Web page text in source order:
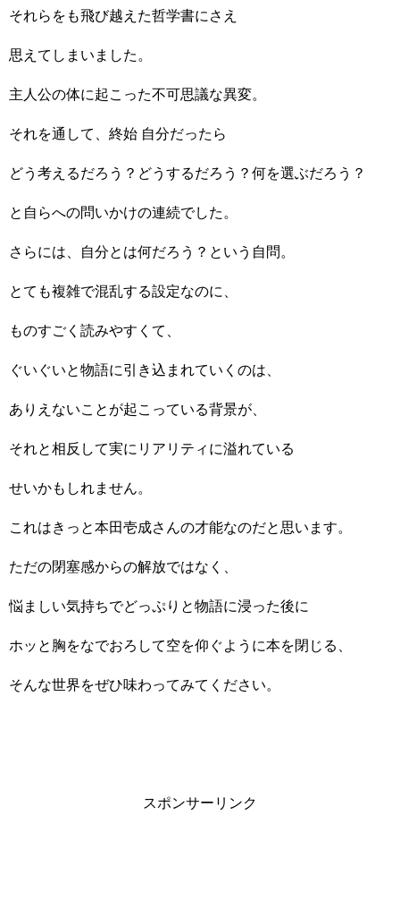
それらをも飛び越えた哲学書にさえ
思えてしまいました。
主人公の体に起こった不可思議な異変。
それを通して、終始 自分だったら
どう考えるだろう？どうするだろう？何を選ぶだろう？
と自らへの問いかけの連続でした。
さらには、自分とは何だろう？という自問。
とても複雑で混乱する設定なのに、
ものすごく読みやすくて、
ぐいぐいと物語に引き込まれていくのは、
ありえないことが起こっている背景が、
それと相反して実にリアリティに溢れている
せいかもしれません。
これはきっと本田壱成さんの才能なのだと思います。
ただの閉塞感からの解放ではなく、
悩ましい気持ちでどっぷりと物語に浸った後に
ホッと胸をなでおろして空を仰ぐように本を閉じる、
そんな世界をぜひ味わってみてください。
スポンサーリンク